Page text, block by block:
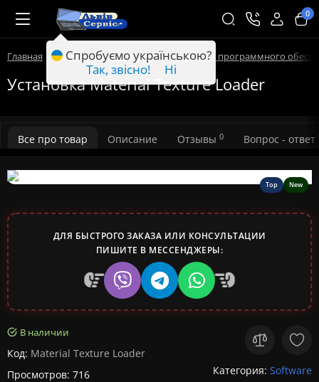
0
Главная Компьютерные услуги Установка программного
Установка Material Texture Loader
Все про товар Описание Отзывы 0 Вопрос - ответ
Top New
ДЛЯ БЫСТРОГО ЗАКАЗА ИЛИ КОНСУЛЬТАЦИИ
ПИШИТЕ В МЕССЕНДЖЕРЫ:
В наличии
Код: Material Texture Loader
Просмотров: 716
Категория: Software
Спробуємо українською?
Так, звісно!
Ні